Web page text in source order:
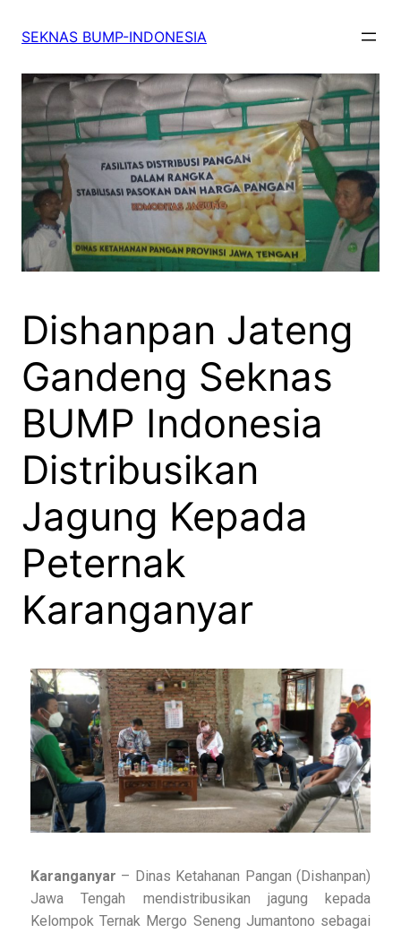
SEKNAS BUMP-INDONESIA
Dishanpan Jateng
Gandeng Seknas
BUMP Indonesia
Distribusikan
Jagung Kepada
Peternak
Karanganyar
Karanganyar – Dinas Ketahanan Pangan (Dishanpan)
Jawa Tengah mendistribusikan jagung kepada
Kelompok Ternak Mergo Seneng Jumantono sebagai